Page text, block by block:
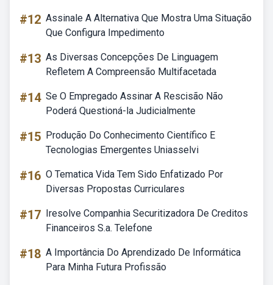
#12 Assinale A Alternativa Que Mostra Uma Situação
Que Configura Impedimento
#13 As Diversas Concepções De Linguagem
Refletem A Compreensão Multifacetada
#14 Se O Empregado Assinar A Rescisão Não
Poderá Questioná-la Judicialmente
#15 Produção Do Conhecimento Científico E
Tecnologias Emergentes Uniasselvi
#16 O Tematica Vida Tem Sido Enfatizado Por
Diversas Propostas Curriculares
#17 Iresolve Companhia Securitizadora De Creditos
Financeiros S.a. Telefone
#18 A Importância Do Aprendizado De Informática
Para Minha Futura Profissão